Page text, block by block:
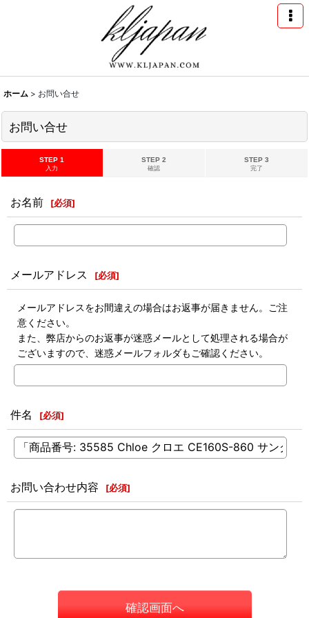
ホーム > お問い合せ
お問い合せ
STEP 1
入力
STEP 2
確認
STEP 3
完了
お名前 [必須]
メールアドレス [必須]
メールアドレスをお間違えの場合はお返事が届きません。ご注
意ください。
また、弊店からのお返事が迷惑メールとして処理される場合が
ございますので、迷惑メールフォルダもご確認ください。
件名 [必須]
お問い合わせ内容 [必須]
確認画面へ